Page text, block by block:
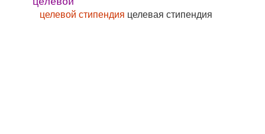
целевой стипендия целевая стипендия